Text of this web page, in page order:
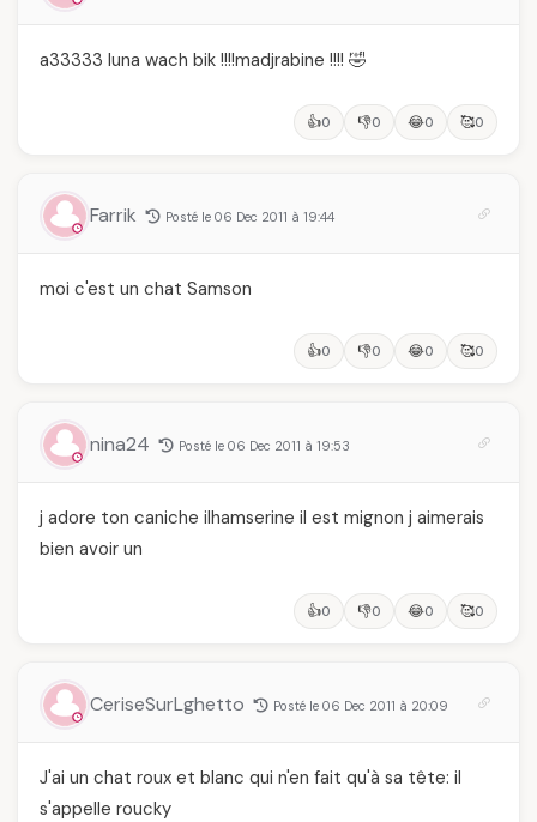
a33333 luna wach bik !!!!madjrabine !!!! 🤣
👍0 👎0 😂0 🥰0
Farrik Posté le 06 Dec 2011 à 19:44
moi c'est un chat Samson
👍0 👎0 😂0 🥰0
nina24 Posté le 06 Dec 2011 à 19:53
j adore ton caniche ilhamserine il est mignon j aimerais
bien avoir un
👍0 👎0 😂0 🥰0
CeriseSurLghetto Posté le 06 Dec 2011 à 20:09
J'ai un chat roux et blanc qui n'en fait qu'à sa tête: il
s'appelle roucky